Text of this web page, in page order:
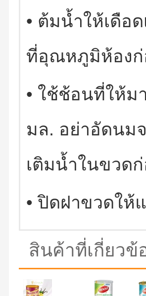
• ต้มน้ำให้เดือ
ที่อุณหภูมิห้องก่
• ใช้ช้อนที่ให้ม
มล. อย่าอัดนม
เติมน้ำในขวด
•ปิดฝาขวดให้
สินค้าที่เกี่ยวข้